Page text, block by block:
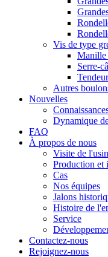
Vis de type
Manille
Serre-
Autres
Nouvelles
Dynamique
FAQ
À propos de nous
Visite de
Production et
Cas
Nos équipes
Jalons
Histoire de
Service
Contactez-nous
Rejoignez-nous